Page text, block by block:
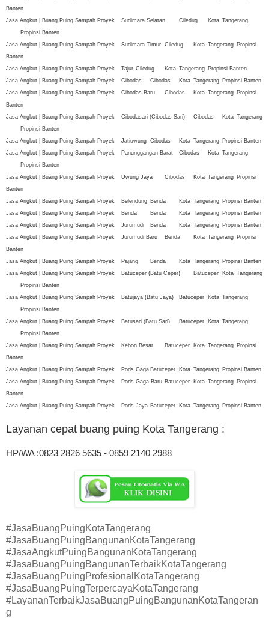
Banten
Jasa Angkut | Buang Puing Sampah Proyek
Sudimara Selatan Ciledug Kota Tangerang
Propinsi Banten
Jasa Angkut | Buang Puing Sampah Proyek
Sudimara Timur Ciledug Kota Tangerang Propinsi
Banten
Jasa Angkut | Buang Puing Sampah Proyek
Tajur Ciledug Kota Tangerang Propinsi Banten
Jasa Angkut | Buang Puing Sampah Proyek
Cibodas Cibodas Kota Tangerang Propinsi Banten
Jasa Angkut | Buang Puing Sampah Proyek
Cibodas Baru Cibodas Kota Tangerang Propinsi
Banten
Jasa Angkut | Buang Puing Sampah Proyek
Cibodasari (Cibodas Sari) Cibodas Kota Tangerang
Propinsi Banten
Jasa Angkut | Buang Puing Sampah Proyek
Jatiuwung Cibodas Kota Tangerang Propinsi Banten
Jasa Angkut | Buang Puing Sampah Proyek
Panunggangan Barat Cibodas Kota Tangerang
Propinsi Banten
Jasa Angkut | Buang Puing Sampah Proyek
Uwung Jaya Cibodas Kota Tangerang Propinsi
Banten
Jasa Angkut | Buang Puing Sampah Proyek
Belendung Benda Kota Tangerang Propinsi Banten
Jasa Angkut | Buang Puing Sampah Proyek
Benda Benda Kota Tangerang Propinsi Banten
Jasa Angkut | Buang Puing Sampah Proyek
Jurumudi Benda Kota Tangerang Propinsi Banten
Jasa Angkut | Buang Puing Sampah Proyek
Jurumudi Baru Benda Kota Tangerang Propinsi
Banten
Jasa Angkut | Buang Puing Sampah Proyek
Pajang Benda Kota Tangerang Propinsi Banten
Jasa Angkut | Buang Puing Sampah Proyek
Batuceper (Batu Ceper) Batuceper Kota Tangerang
Propinsi Banten
Jasa Angkut | Buang Puing Sampah Proyek
Batujaya (Batu Jaya) Batuceper Kota Tangerang
Propinsi Banten
Jasa Angkut | Buang Puing Sampah Proyek
Batusari (Batu Sari) Batuceper Kota Tangerang
Propinsi Banten
Jasa Angkut | Buang Puing Sampah Proyek
Kebon Besar Batuceper Kota Tangerang Propinsi
Banten
Jasa Angkut | Buang Puing Sampah Proyek
Poris Gaga Batuceper Kota Tangerang Propinsi Banten
Jasa Angkut | Buang Puing Sampah Proyek
Poris Gaga Baru Batuceper Kota Tangerang Propinsi
Banten
Jasa Angkut | Buang Puing Sampah Proyek
Poris Jaya Batuceper Kota Tangerang Propinsi Banten
Layanan cepat buang puing Kota Tangerang :
HP/WA :0823 2826 5635 - 0859 2140 2988
#JasaBuangPuingKotaTangerang
#JasaBuangPuingBangunanKotaTangerang
#JasaAngkutPuingBangunanKotaTangerang
#JasaBuangPuingBangunanTerbaikKotaTangerang
#JasaBuangPuingProfesionalKotaTangerang
#JasaBuangPuingTerpercayaKotaTangerang
#LayananTerbaikJasaBuangPuingBangunanKotaTangeran
g